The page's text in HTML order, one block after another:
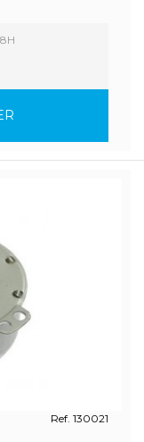
Ref. 130021